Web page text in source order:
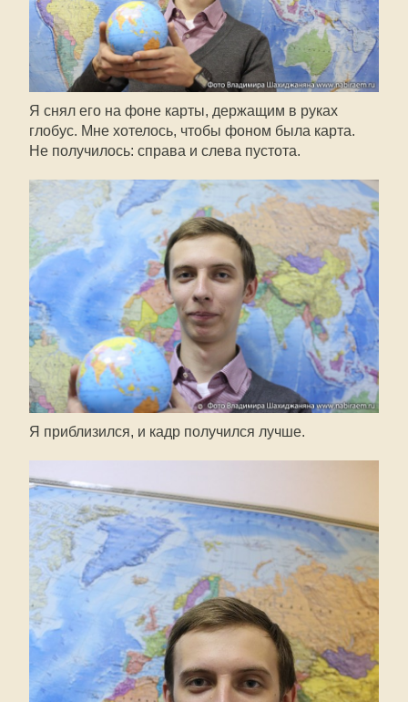
Я снял его на фоне карты, держащим в руках
глобус. Мне хотелось, чтобы фоном была карта.
Не получилось: справа и слева пустота.
Я приблизился, и кадр получился лучше.